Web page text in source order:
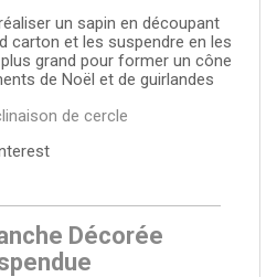
un sapin en découpant
carton et les suspendre en les
grand pour former un cône
de Noël et de guirlandes
Décorée